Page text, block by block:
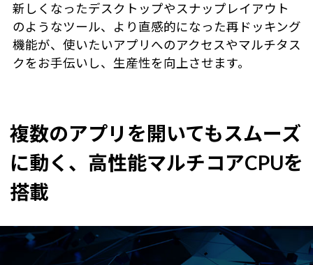
新しくなったデスクトップやスナップレイアウト
のようなツール、より直感的になった再ドッキング
機能が、使いたいアプリへのアクセスやマルチタス
クをお手伝いし、生産性を向上させます。
複数のアプリを開いてもスムーズ
に動く、高性能マルチコアCPUを
搭載